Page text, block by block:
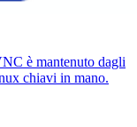
è mantenuto dagli
chiavi in ​​mano.